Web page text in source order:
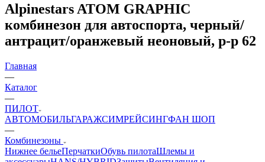
Alpinestars ATOM GRAPHIC
комбинезон для автоспорта, черный/
антрацит/оранжевый неоновый, р-р 62
Главная
—
Каталог
—
ПИЛОТ
АВТОМОБИЛЬГАРАЖСИМРЕЙСИНГФАН ШОП
—
Комбинезоны
Нижнее бельеПерчаткиОбувь пилотаШлемы и